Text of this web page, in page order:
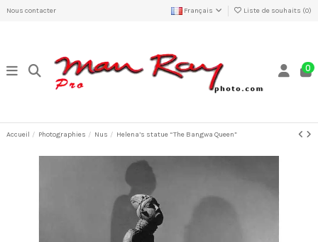
Nous contacter Français Liste de souhaits (0)
0
Accueil Photographies Nus Helena’s statue “The Bangwa Queen”